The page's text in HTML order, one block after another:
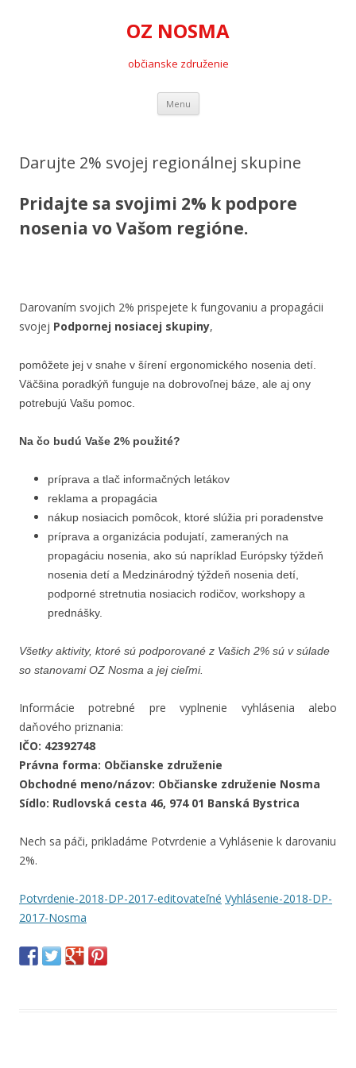
OZ NOSMA
občianske združenie
Menu Preskočiť
obsah
Darujte 2% svojej regionálnej skupine
Pridajte sa svojimi 2% k podpore
nosenia vo Vašom regióne.
Darovaním svojich 2% prispejete k fungovaniu a propagácii
svojej Podpornej nosiacej skupiny,
pomôžete jej v snahe v šírení ergonomického nosenia detí.
Väčšina poradkýň funguje na dobrovoľnej báze, ale aj ony
potrebujú Vašu pomoc.
Na čo budú Vaše 2% použité?
príprava a tlač informačných letákov
reklama a propagácia
nákup nosiacich pomôcok, ktoré slúžia pri poradenstve
príprava a organizácia podujatí, zameraných na
propagáciu nosenia, ako sú napríklad Európsky týždeň
nosenia detí a Medzinárodný týždeň nosenia detí,
podporné stretnutia nosiacich rodičov, workshopy a
prednášky.
Všetky aktivity, ktoré sú podporované z Vašich 2% sú v súlade
so stanovami OZ Nosma a jej cieľmi.
Informácie potrebné pre vyplnenie vyhlásenia alebo
daňového priznania:
IČO: 42392748
Právna forma: Občianske združenie
Obchodné meno/názov: Občianske združenie Nosma
Sídlo: Rudlovská cesta 46, 974 01 Banská Bystrica
Nech sa páči, prikladáme Potvrdenie a Vyhlásenie k darovaniu
2%.
Potvrdenie-2018-DP-2017-editovateľné Vyhlásenie-2018-DP-
2017-Nosma